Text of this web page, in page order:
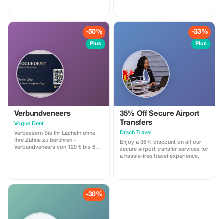
Karavasta Lagoon, then end your
day with a beautiful sunset in
-50%
Plus
Verbundveneers
Vogue Dent
Verbessern Sie Ihr Lächeln ohne
Ihre Zähne zu berühren -
Verbundveneers von 120 € bis 60
-33%
Plus
35% Off Secure Airport
Transfers
Drach Travel
Enjoy a 35% discount on all our
secure airport transfer services for
a hassle-free travel experience.
-30%